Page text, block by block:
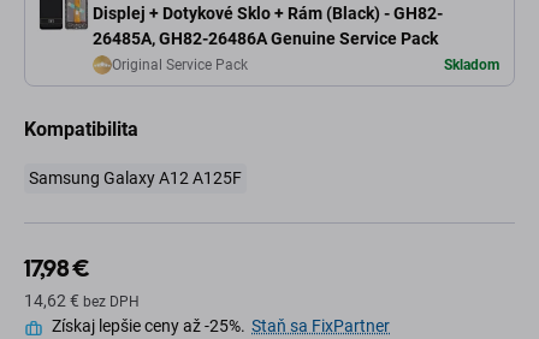
Displej + Dotykové Sklo + Rám (Black) - GH82-
26485A, GH82-26486A Genuine Service Pack
Original Service Pack Skladom
Kompatibilita
Samsung Galaxy A12 A125F
17,98 €
14,62 € bez DPH
Získaj lepšie ceny až -25%. Staň sa FixPartner